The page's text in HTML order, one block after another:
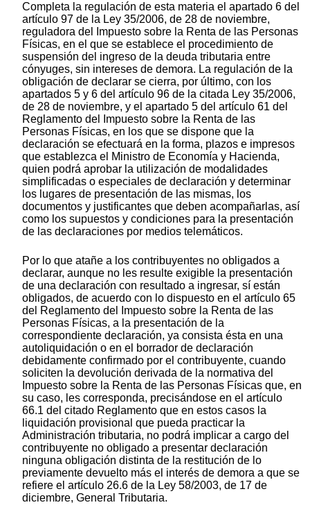
Completa la regulación de esta materia el apartado 6 del
artículo 97 de la Ley 35/2006, de 28 de noviembre,
reguladora del Impuesto sobre la Renta de las Personas
Físicas, en el que se establece el procedimiento de
suspensión del ingreso de la deuda tributaria entre
cónyuges, sin intereses de demora. La regulación de la
obligación de declarar se cierra, por último, con los
apartados 5 y 6 del artículo 96 de la citada Ley 35/2006,
de 28 de noviembre, y el apartado 5 del artículo 61 del
Reglamento del Impuesto sobre la Renta de las
Personas Físicas, en los que se dispone que la
declaración se efectuará en la forma, plazos e impresos
que establezca el Ministro de Economía y Hacienda,
quien podrá aprobar la utilización de modalidades
simplificadas o especiales de declaración y determinar
los lugares de presentación de las mismas, los
documentos y justificantes que deben acompañarlas, así
como los supuestos y condiciones para la presentación
de las declaraciones por medios telemáticos.
Por lo que atañe a los contribuyentes no obligados a
declarar, aunque no les resulte exigible la presentación
de una declaración con resultado a ingresar, sí están
obligados, de acuerdo con lo dispuesto en el artículo 65
del Reglamento del Impuesto sobre la Renta de las
Personas Físicas, a la presentación de la
correspondiente declaración, ya consista ésta en una
autoliquidación o en el borrador de declaración
debidamente confirmado por el contribuyente, cuando
soliciten la devolución derivada de la normativa del
Impuesto sobre la Renta de las Personas Físicas que, en
su caso, les corresponda, precisándose en el artículo
66.1 del citado Reglamento que en estos casos la
liquidación provisional que pueda practicar la
Administración tributaria, no podrá implicar a cargo del
contribuyente no obligado a presentar declaración
ninguna obligación distinta de la restitución de lo
previamente devuelto más el interés de demora a que se
refiere el artículo 26.6 de la Ley 58/2003, de 17 de
diciembre, General Tributaria.